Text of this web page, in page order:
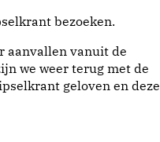
bezoeken.
aanvallen vanuit de
we weer terug met de
geloven en deze